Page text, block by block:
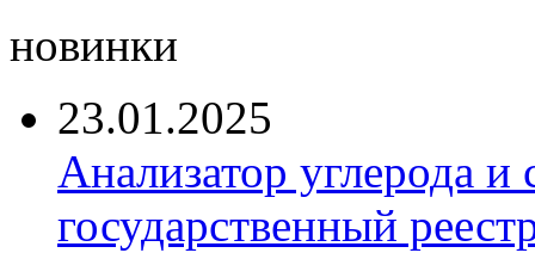
новинки
23.01.2025
Анализатор углерода
государственный